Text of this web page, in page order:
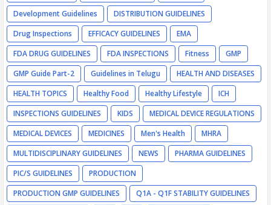
Development Guidelines
DISTRIBUTION GUIDELINES
Drug Inspections
EFFICACY GUIDELINES
EMA
FDA DRUG GUIDELINES
FDA INSPECTIONS Fitness
GMP
GMP Guide Part-2
Guidelines in Telugu
HEALTH AND DISEASES
HEALTH TOPICS
Healthy Food Healthy Lifestyle
ICH
INSPECTIONS GUIDELINES
KIDS
MEDICAL DEVICE REGULATIONS
MEDICAL DEVICES
MEDICINES Men's Health
MHRA
MULTIDISCIPLINARY GUIDELINES
NEWS
PHARMA GUIDELINES
PIC/S GUIDELINES
PRODUCTION
PRODUCTION GMP GUIDELINES
Q1A - Q1F STABILITY GUIDELINES